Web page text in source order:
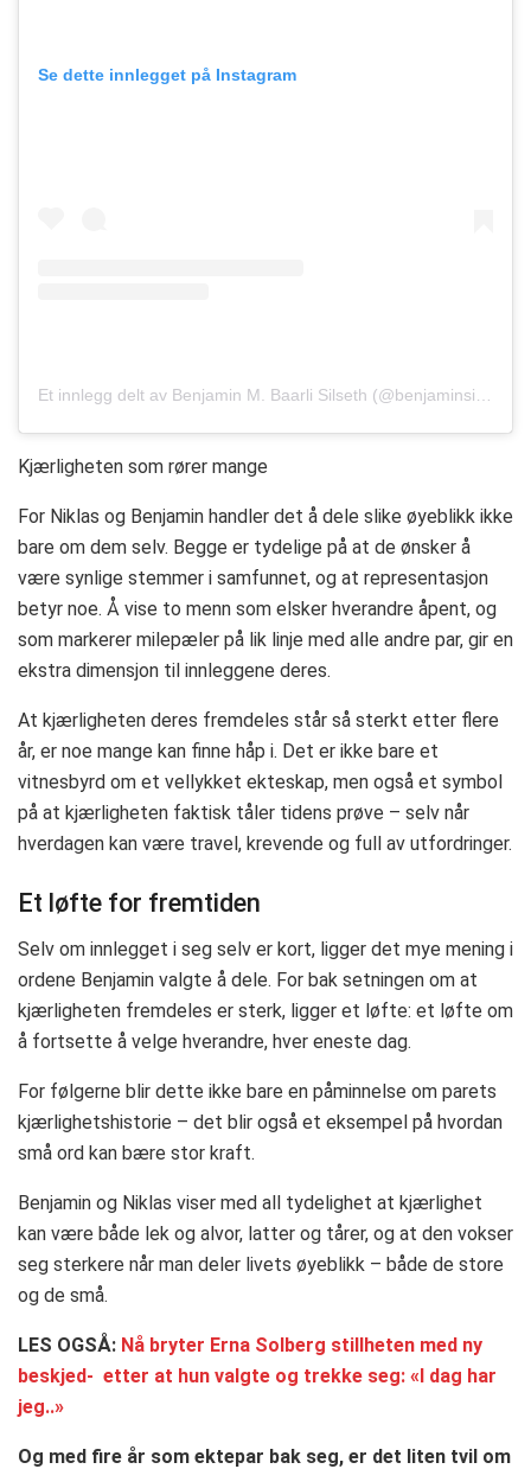
Se dette innlegget på Instagram
Et innlegg delt av Benjamin M. Baarli Silseth (@benjaminsilseth)
Kjærligheten som rører mange
For Niklas og Benjamin handler det å dele slike øyeblikk ikke
bare om dem selv. Begge er tydelige på at de ønsker å
være synlige stemmer i samfunnet, og at representasjon
betyr noe. Å vise to menn som elsker hverandre åpent, og
som markerer milepæler på lik linje med alle andre par, gir en
ekstra dimensjon til innleggene deres.
At kjærligheten deres fremdeles står så sterkt etter flere
år, er noe mange kan finne håp i. Det er ikke bare et
vitnesbyrd om et vellykket ekteskap, men også et symbol
på at kjærligheten faktisk tåler tidens prøve – selv når
hverdagen kan være travel, krevende og full av utfordringer.
Et løfte for fremtiden
Selv om innlegget i seg selv er kort, ligger det mye mening i
ordene Benjamin valgte å dele. For bak setningen om at
kjærligheten fremdeles er sterk, ligger et løfte: et løfte om
å fortsette å velge hverandre, hver eneste dag.
For følgerne blir dette ikke bare en påminnelse om parets
kjærlighetshistorie – det blir også et eksempel på hvordan
små ord kan bære stor kraft.
Benjamin og Niklas viser med all tydelighet at kjærlighet
kan være både lek og alvor, latter og tårer, og at den vokser
seg sterkere når man deler livets øyeblikk – både de store
og de små.
LES OGSÅ: Nå bryter Erna Solberg stillheten med ny
beskjed- etter at hun valgte og trekke seg: «I dag har
jeg..»
Og med fire år som ektepar bak seg, er det liten tvil om